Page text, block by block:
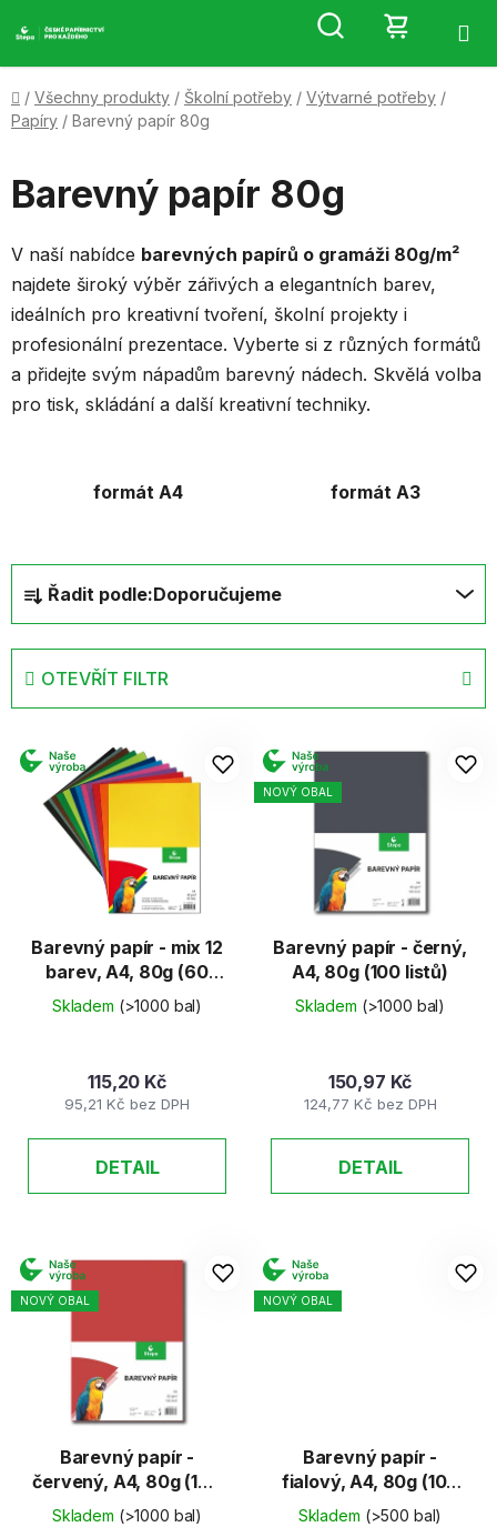
na
Hledat
KOŠÍK
Domů
/ Všechny produkty / Školní potřeby / Výtvarné potřeby /
Papíry / Barevný papír 80g
Barevný papír 80g
V naší nabídce barevných papírů o gramáži 80g/m²
najdete široký výběr zářivých a elegantních barev,
ideálních pro kreativní tvoření, školní projekty i
profesionální prezentace. Vyberte si z různých formátů
a přidejte svým nápadům barevný nádech. Skvělá volba
pro tisk, skládání a další kreativní techniky.
formát A4 formát A3
a
z
n
p
Řadit podle:Doporučujeme
OTEVŘÍT FILTR
ý
p
Barevný papír - mix 12
barev, A4, 80g (60
listů)
Skladem (>1000 bal)
95,21 Kč bez DPH
115,20 Kč
DETAIL
NOVÝ OBAL
Barevný papír - černý,
A4, 80g (100 listů)
Skladem (>1000 bal)
124,77 Kč bez DPH
150,97 Kč
DETAIL
NOVÝ OBAL
Barevný papír -
červený, A4, 80g (100
listů)
Skladem (>1000 bal)
NOVÝ OBAL
Barevný papír -
fialový, A4, 80g (100
listů)
Skladem (>500 bal)